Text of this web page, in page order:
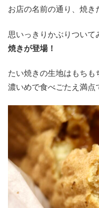
お店の名前の通り、焼き
思いっきりかぶりついて
焼きが登場！
たい焼きの生地はもちも
濃いめで食べごたえ満点